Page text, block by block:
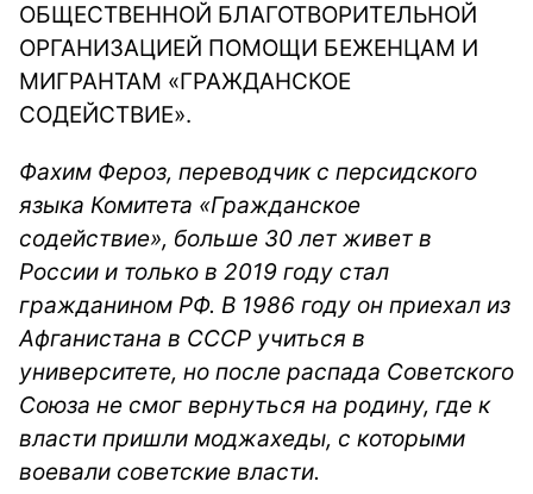
ОБЩЕСТВЕННОЙ БЛАГОТВОРИТЕЛЬНОЙ
ОРГАНИЗАЦИЕЙ ПОМОЩИ БЕЖЕНЦАМ И
МИГРАНТАМ «ГРАЖДАНСКОЕ
СОДЕЙСТВИЕ».
Фахим Фероз, переводчик с персидского
языка Комитета «Гражданское
содействие», больше 30 лет живет в
России и только в 2019 году стал
гражданином РФ. В 1986 году он приехал из
Афганистана в СССР учиться в
университете, но после распада Советского
Союза не смог вернуться на родину, где к
власти пришли моджахеды, с которыми
воевали советские власти.